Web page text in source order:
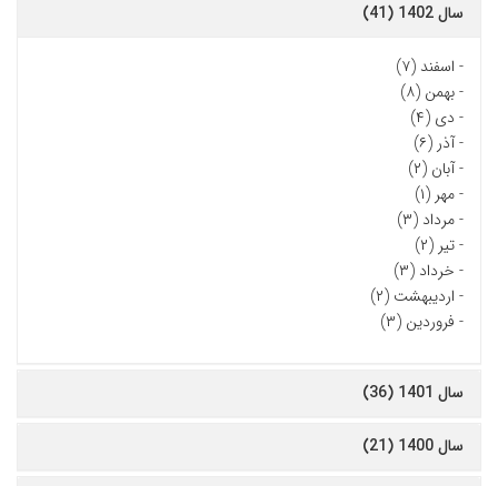
سال 1402 (41)
- اسفند (۷)
-بهمن (۸)
- دی (۴)
-آذر (۶)
-آبان (۲)
-مهر (۱)
-مرداد (۳)
-تیر (۲)
- خرداد (۳)
- اردیبهشت (۲)
- فروردین (۳)
سال 1401 (36)
سال 1400 (21)